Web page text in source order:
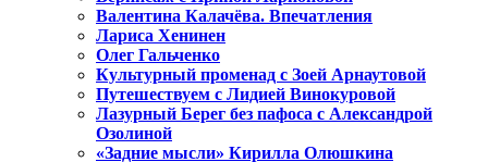
Валентина Калачёва. Впечатления
Лариса Хенинен
Олег Гальченко
Культурный променад с Зоей Арнаутовой
Путешествуем с Лидией Винокуровой
Лазурный Берег без пафоса с Александрой
Озолиной
«Задние мысли» Кирилла Олюшкина